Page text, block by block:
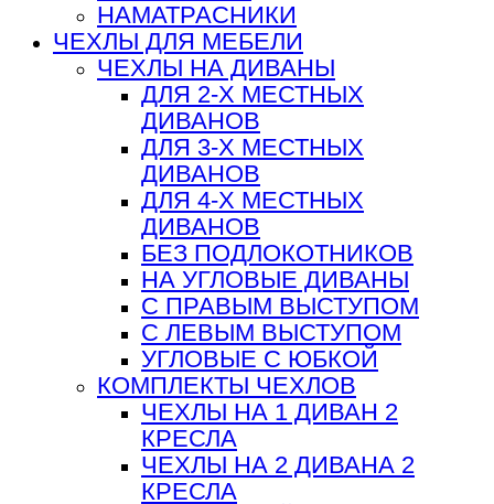
НАМАТРАСНИКИ
ЧЕХЛЫ ДЛЯ МЕБЕЛИ
ЧЕХЛЫ НА ДИВАНЫ
ДЛЯ 2-Х МЕСТНЫХ
ДИВАНОВ
ДЛЯ 3-Х МЕСТНЫХ
ДИВАНОВ
ДЛЯ 4-Х МЕСТНЫХ
ДИВАНОВ
БЕЗ ПОДЛОКОТНИКОВ
НА УГЛОВЫЕ ДИВАНЫ
С ПРАВЫМ ВЫСТУПОМ
С ЛЕВЫМ ВЫСТУПОМ
УГЛОВЫЕ С ЮБКОЙ
КОМПЛЕКТЫ ЧЕХЛОВ
ЧЕХЛЫ НА 1 ДИВАН 2
КРЕСЛА
ЧЕХЛЫ НА 2 ДИВАНА 2
КРЕСЛА